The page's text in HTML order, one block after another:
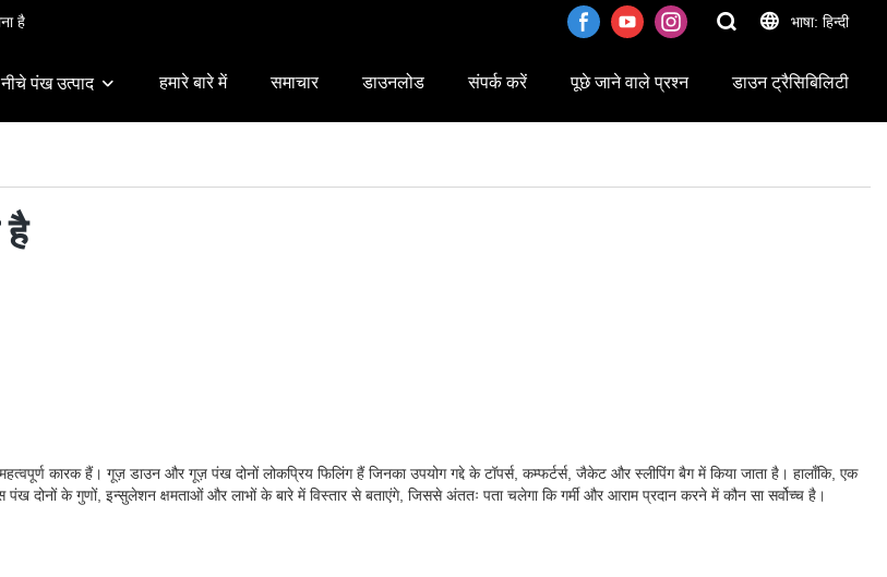
है भाषा: हिन्दी
नीचे पंख उत्पाद हमारे बारे में समाचार डाउनलोड संपर्क करें पूछे जाने वाले प्रश्न डाउन ट्रैसिबिलिटी
है
कारक हैं। गूज़ डाउन और गूज़ पंख दोनों लोकप्रिय फिलिंग हैं जिनका उपयोग गद्दे के टॉपर्स, कम्फर्टर्स, जैकेट और स्लीपिंग बैग में किया जाता है। हालाँकि, एक
के गुणों, इन्सुलेशन क्षमताओं और लाभों के बारे में विस्तार से बताएंगे, जिससे अंततः पता चलेगा कि गर्मी और आराम प्रदान करने में कौन सा सर्वोच्च है।